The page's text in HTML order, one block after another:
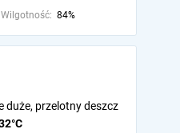
Wilgotność: 84%
duże, przelotny deszcz